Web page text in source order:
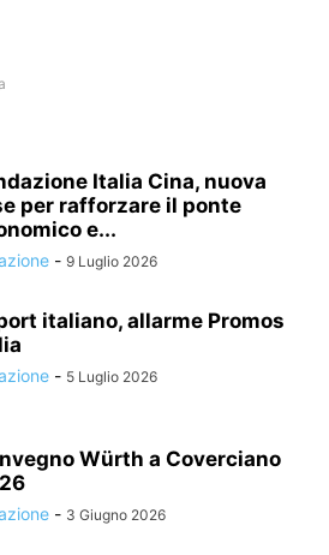
Italia Cina, nuova
per rafforzare il ponte
e...
- 9 Luglio 2026
italiano, allarme Promos
- 5 Luglio 2026
Würth a Coverciano
- 3 Giugno 2026